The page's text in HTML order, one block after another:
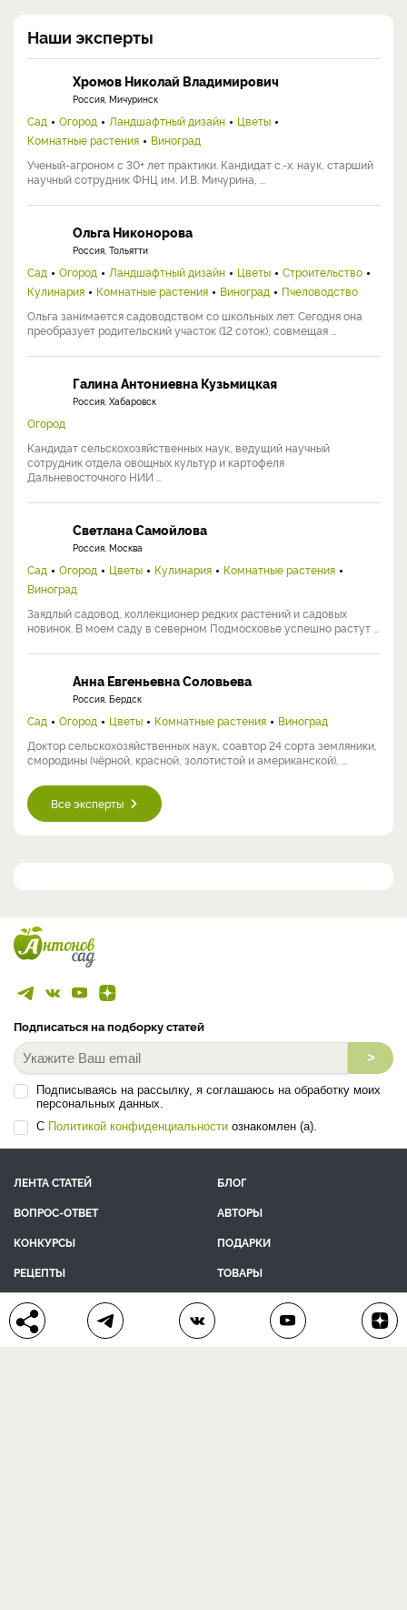
Наши эксперты
Хромов Николай Владимирович
Россия, Мичуринск
Сад Огород Ландшафтный дизайн
Цветы
Комнатные растения
Виноград
Ученый-агроном с 30+ лет практики. Кандидат с.-х. наук, старший
научный сотрудник ФНЦ им. И.В. Мичурина, ...
Ольга Никонорова
Россия, Тольятти
Сад Огород Ландшафтный дизайн Цветы
Строительство
Кулинария
Комнатные растения Виноград
Пчеловодство
Ольга занимается садоводством со школьных лет. Сегодня она
преобразует родительский участок (12 соток), совмещая ...
Галина Антониевна Кузьмицкая
Россия, Хабаровск
Огород
Кандидат сельскохозяйственных наук, ведущий научный
сотрудник отдела овощных культур и картофеля
Дальневосточного НИИ ...
Светлана Самойлова
Россия, Москва
Сад Огород Цветы Кулинария
Комнатные растения
Виноград
Заядлый садовод, коллекционер редких растений и садовых
новинок. В моем саду в северном Подмосковье успешно растут ...
Анна Евгеньевна Соловьева
Россия, Бердск
Сад Огород Цветы Комнатные растения
Виноград
Доктор сельскохозяйственных наук, соавтор 24 сорта земляники,
смородины (чёрной, красной, золотистой и американской), ...
Все эксперты
Подписаться на подборку статей
>
Подписываясь на рассылку, я соглашаюсь на обработку моих
персональных данных.
С Политикой конфиденциальности ознакомлен (а).
ЛЕНТА СТАТЕЙ
БЛОГ
ВОПРОС-ОТВЕТ
АВТОРЫ
КОНКУРСЫ
ПОДАРКИ
РЕЦЕПТЫ
ТОВАРЫ
ПОМОЩЬ
КОНТАКТЫ